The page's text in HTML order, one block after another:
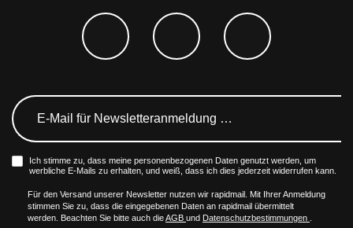
Ich stimme zu, dass meine personenbezogenen Daten genutzt werden, um
werbliche E-Mails zu erhalten, und weiß, dass ich dies jederzeit widerrufen kann.
Für den Versand unserer Newsletter nutzen wir rapidmail. Mit Ihrer Anmeldung
stimmen Sie zu, dass die eingegebenen Daten an rapidmail übermittelt
werden. Beachten Sie bitte auch dieAGB und Datenschutzbestimmungen